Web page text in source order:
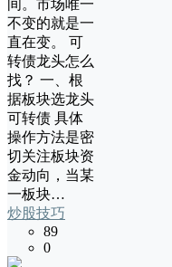
间。市场唯一
不变的就是一
直在变。 可
转债龙头怎么
找？ 一、根
据板块选龙头
可转债 具体
操作方法是密
切关注板块资
金动向，当某
一板块…
炒股技巧
89
0